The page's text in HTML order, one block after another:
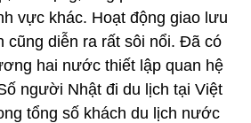
vực khác. Hoạt động giao lưu
cũng diễn ra rất sôi nổi. Đã có
hai nước thiết lập quan hệ
người Nhật đi du lịch tại Việt
tổng số khách du lịch nước